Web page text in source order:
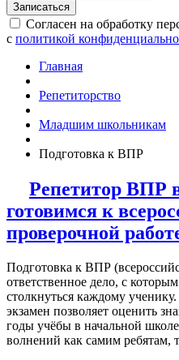
Записаться
Согласен на обработку
с политикой
Главная
Репетиторство
Младшим школьникам
Подготовка к ВПР
Репетитор
готовимся к
проверочной
Подготовка к ВПР
ответственное дело, с
столкнуться каждому
экзамен позволяет оценить
годы учёбы в начальной
волнений как самим ребятам,